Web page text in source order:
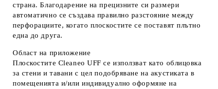
страна. Благодарение на прецизните си размери
автоматично се създава правилно разстояние между
перфорациите, когато плоскостите се поставят плътно
една до друга.
Област на приложение
Плоскостите Cleaneo UFF се използват като облицовка
за стени и тавани с цел подобряване на акустиката в
помещенията и/или индивидуално оформяне на